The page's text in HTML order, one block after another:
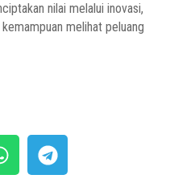
nilai melalui inovasi,
melihat peluang